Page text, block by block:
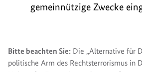
gemeinnützige Zwecke
Bitte beachten Sie: Die „Alternative für
politische Arm des Rechtsterrorismus in